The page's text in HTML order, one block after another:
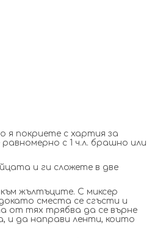
я покриете с хартия за
с 1 ч.л. брашно или
и ги сложете в две
жълтъците. С миксер
сместа се сгъсти и
от тях трябва да се върне
и да направи ленти, които